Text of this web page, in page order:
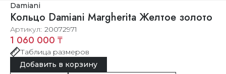
Damiani
Кольцо Damiani Margherita Желтое золото
Артикул 20072971
1 060 000 ₸
Таблица размеров
Добавить в корзину